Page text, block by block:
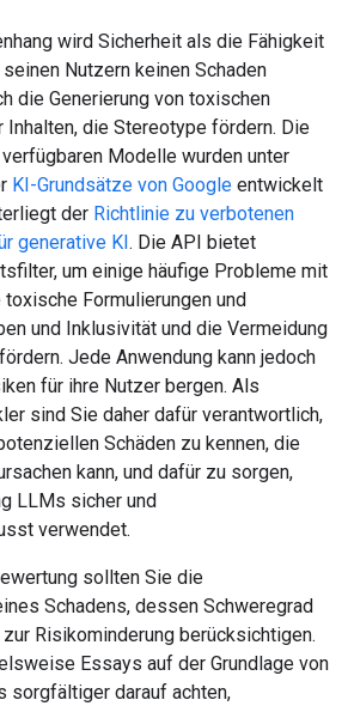
wird Sicherheit als die Fähigkeit
Nutzern keinen Schaden
die Generierung von toxischen
Inhalten, die Stereotype fördern. Die
Modelle wurden unter
KI-Grundsätze von Google entwickelt
der Richtlinie zu verbotenen
generative KI . Die API bietet
um einige häufige Probleme mit
Formulierungen und
und Inklusivität und die Vermeidung
Jede Anwendung kann jedoch
für ihre Nutzer bergen. Als
sind Sie daher dafür verantwortlich,
Schäden zu kennen, die
kann, und dafür zu sorgen,
LLMs sicher und
verwendet.
sollten Sie die
Schadens, dessen Schweregrad
Risikominderung berücksichtigen.
Essays auf der Grundlage von
sorgfältiger darauf achten,